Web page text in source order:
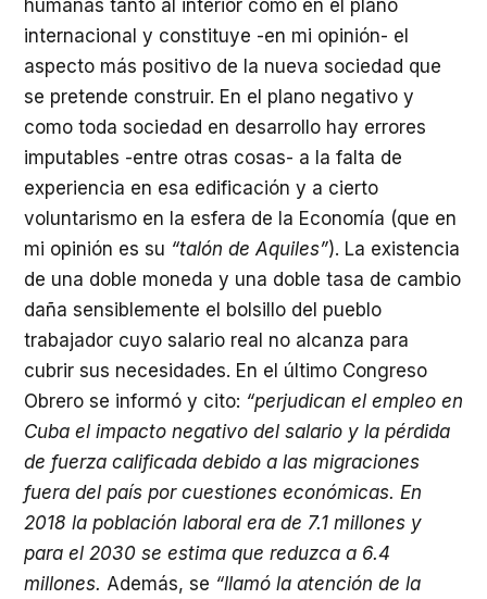
humanas tanto al interior como en el plano
internacional y constituye -en mi opinión- el
aspecto más positivo de la nueva sociedad que
se pretende construir. En el plano negativo y
como toda sociedad en desarrollo hay errores
imputables -entre otras cosas- a la falta de
experiencia en esa edificación y a cierto
voluntarismo en la esfera de la Economía (que en
mi opinión es su “talón de Aquiles”). La existencia
de una doble moneda y una doble tasa de cambio
daña sensiblemente el bolsillo del pueblo
trabajador cuyo salario real no alcanza para
cubrir sus necesidades. En el último Congreso
Obrero se informó y cito: “perjudican el empleo en
Cuba el impacto negativo del salario y la pérdida
de fuerza calificada debido a las migraciones
fuera del país por cuestiones económicas. En
2018 la población laboral era de 7.1 millones y
para el 2030 se estima que reduzca a 6.4
millones. Además, se “llamó la atención de la